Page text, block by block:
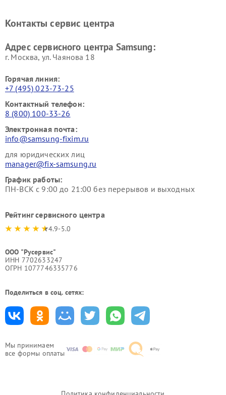
Мы принимаем
все формы оплаты
Контакты сервис центра
Адрес сервисного центра Samsung:
г. Москва, ул. Чаянова 18
Горячая линия:
+7 (495) 023-73-25
Контактный телефон:
8 (800) 100-33-26
Электронная почта:
info@samsung-fixim.ru
для юридических лиц
manager@fix-samsung.ru
График работы:
ПН-ВСК с 9:00 до 21:00 без перерывов и выходных
Рейтинг сервисного центра
4.9-5.0
ООО "Русервис"
ИНН 7702633247
ОГРН 1077746335776
Поделиться в соц. сетях: